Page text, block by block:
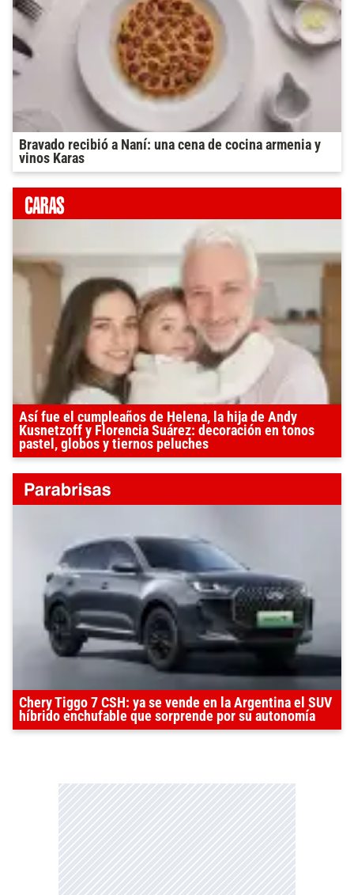
Bravado recibió a Naní: una cena de cocina armenia y
vinos Karas
Así fue el cumpleaños de Helena, la hija de Andy
Kusnetzoff y Florencia Suárez: decoración en tonos
pastel, globos y tiernos peluches
Chery Tiggo 7 CSH: ya se vende en la Argentina el SUV
híbrido enchufable que sorprende por su autonomía